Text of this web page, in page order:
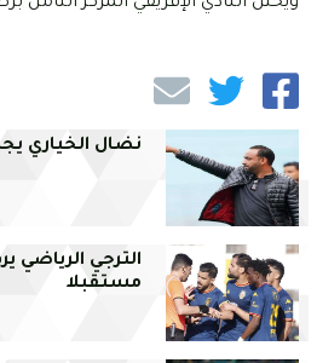
نضال الخياري
الترجي
مستقبلا